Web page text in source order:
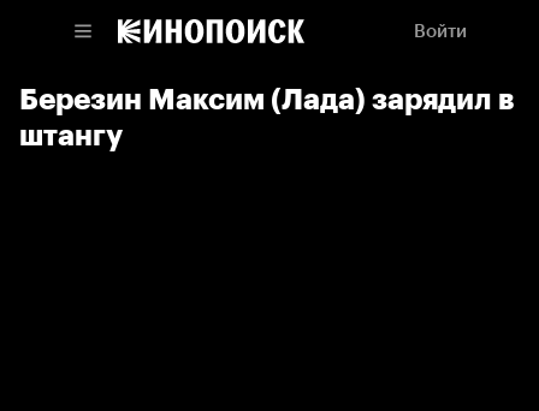
Войти
Березин Максим (Лада) зарядил в
штангу